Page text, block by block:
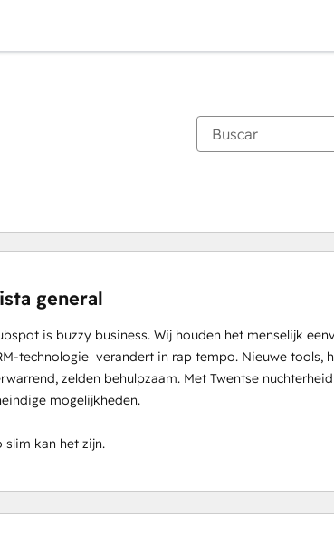
general
is buzzy business. Wij houden het menselijk
technologie  verandert in rap tempo. Nieuwe tools,
zelden behulpzaam. Met Twentse
mogelijkheden.
slim kan het zijn.